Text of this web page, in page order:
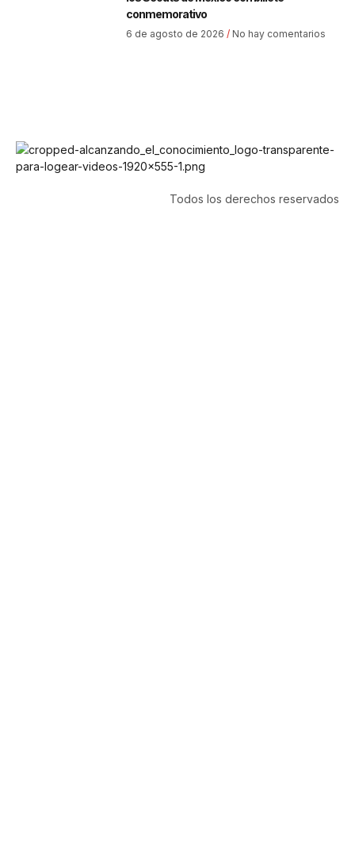
conmemorativo
6 de agosto de 2026 No hay comentarios
Todos los derechos reservados